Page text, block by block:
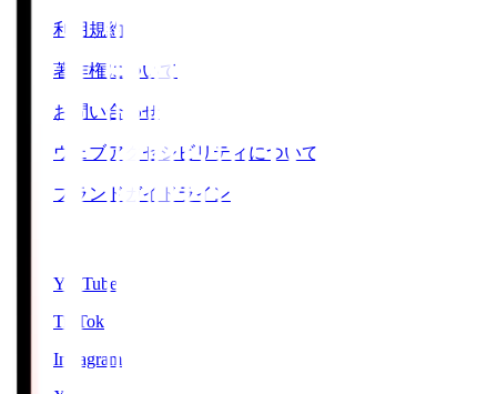
利用規約
著作権について
お問い合わせ
ウェブアクセシビリティについて
ブランドガイドライン
YouTube
TikTok
Instagram